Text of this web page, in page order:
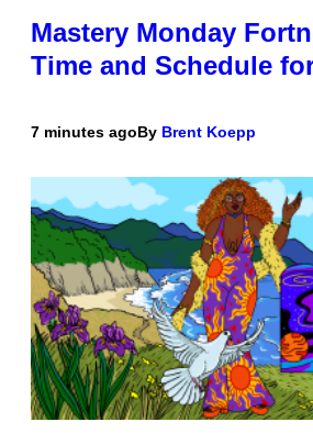
Mastery Monday
Time and Schedule
7 minutes agoBy Brent Koepp